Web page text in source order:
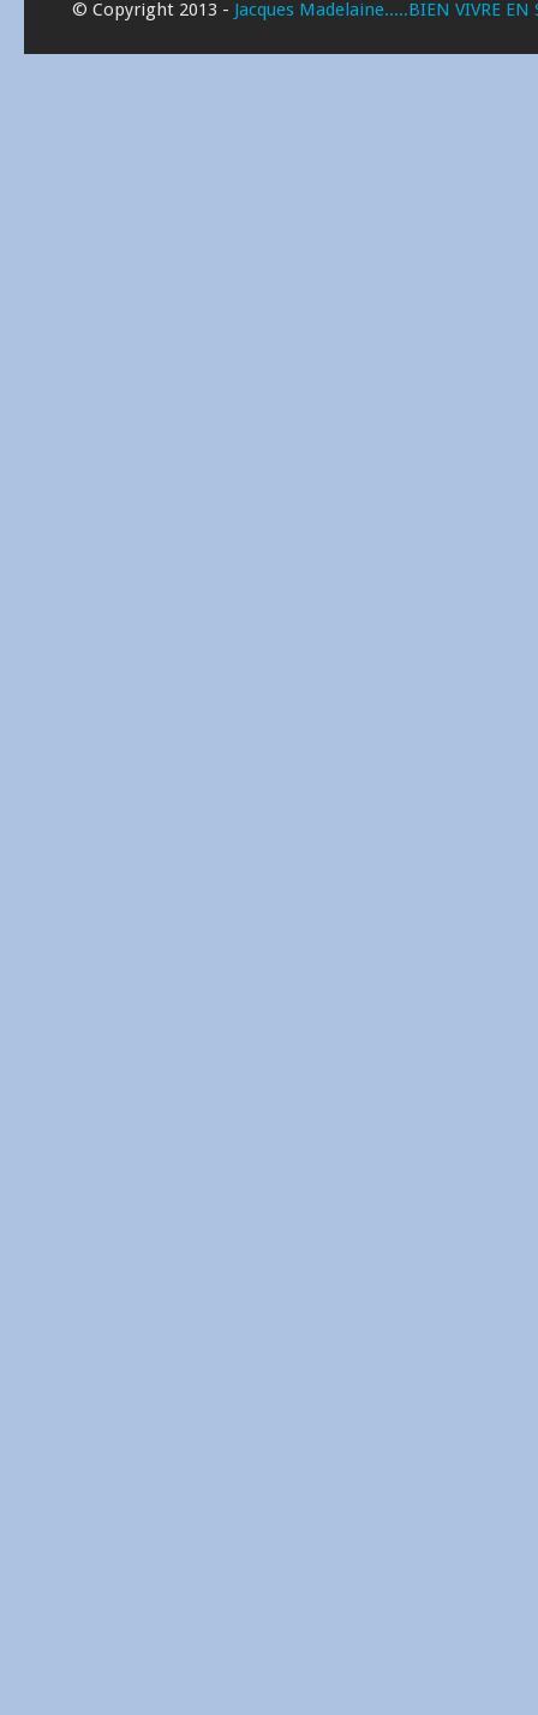
© Copyright 2013 - Jacques Madelaine.....BIEN VIVRE EN